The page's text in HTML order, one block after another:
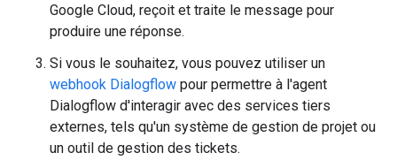
Google Cloud, reçoit et traite le message pour
produire une réponse.
Si vous le souhaitez, vous pouvez utiliser un
webhook Dialogflow pour permettre à l'agent
Dialogflow d'interagir avec des services tiers
externes, tels qu'un système de gestion de projet ou
un outil de gestion des tickets.